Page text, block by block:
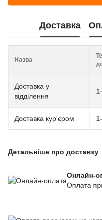
Доставка
Назва
Доставка у
відділення
Доставка кур'єром
Детальніше про доставку
Онлайн-
Оплата